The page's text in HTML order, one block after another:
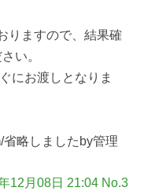
りますので、結果確
い。
にお渡しとなりま
省略しましたby管理
12月08日 21:04 No.3